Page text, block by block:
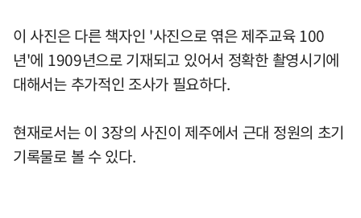
이 사진은 다른 책자인 '사진으로 엮은 제주교육 100
년'에 1909년으로 기재되고 있어서 정확한 촬영시기에
대해서는 추가적인 조사가 필요하다.
현재로서는 이 3장의 사진이 제주에서 근대 정원의 초기
기록물로 볼 수 있다.